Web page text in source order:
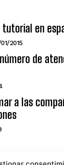
tutorial en
2015
de
a las
DEL CANAL